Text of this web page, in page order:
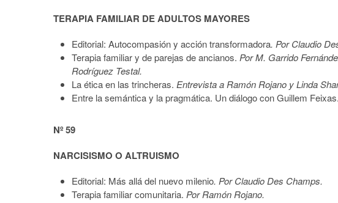
TERAPIA FAMILIAR DE ADULTOS MAYORES
Editorial: Autocompasión y acción transformadora. Por Claudio
Terapia familiar y de parejas de ancianos. Por M. Garrido
Rodríguez Testal.
La ética en las trincheras. Entrevista a Ramón Rojano y Linda
Entre la semántica y la pragmática. Un diálogo con Guillem Feixas.
Nº 59
NARCISISMO O ALTRUISMO
Editorial: Más allá del nuevo milenio. Por Claudio Des Champs.
Terapia familiar comunitaria. Por Ramón Rojano.